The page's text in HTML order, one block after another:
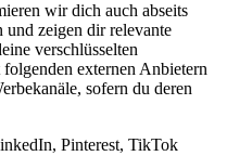
wir dich auch abseits
und zeigen dir relevante
verschlüsselten
externen Anbietern
sofern du deren
Pinterest, TikTok